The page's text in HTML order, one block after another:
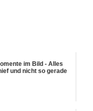
im Bild - Alles
und nicht so gerade